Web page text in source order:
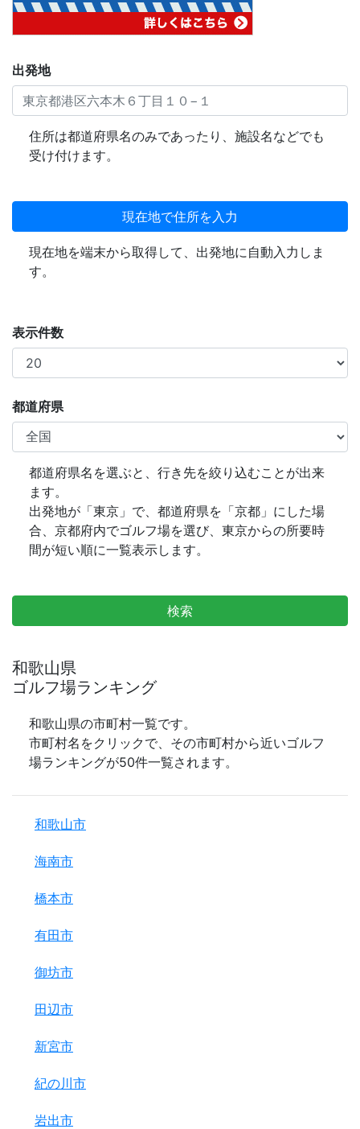
出発地
住所は都道府県名のみであったり、施設名などでも
受け付けます。
現在地で住所を入力
現在地を端末から取得して、出発地に自動入力しま
す。
表示件数
都道府県
都道府県名を選ぶと、行き先を絞り込むことが出来
ます。
出発地が「東京」で、都道府県を「京都」にした場
合、京都府内でゴルフ場を選び、東京からの所要時
間が短い順に一覧表示します。
検索
和歌山県
ゴルフ場ランキング
和歌山県の市町村一覧です。
市町村名をクリックで、その市町村から近いゴルフ
場ランキングが50件一覧されます。
和歌山市
海南市
橋本市
有田市
御坊市
田辺市
新宮市
紀の川市
岩出市